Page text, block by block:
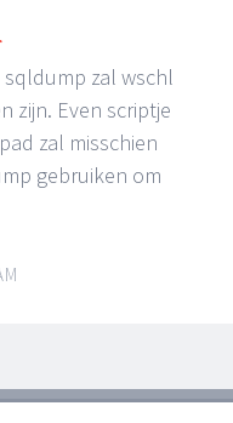
zal wschl
zijn. Even scriptje
zal misschien
gebruiken om